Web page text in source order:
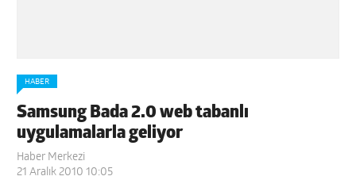
HABER
Samsung Bada 2.0 web tabanlı
uygulamalarla geliyor
Haber Merkezi
21 Aralık 2010 10:05